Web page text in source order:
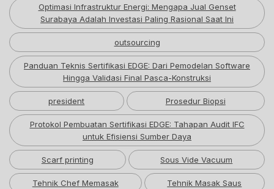
Optimasi Infrastruktur Energi: Mengapa Jual Genset
Surabaya Adalah Investasi Paling Rasional Saat Ini
outsourcing
Panduan Teknis Sertifikasi EDGE: Dari Pemodelan Software
Hingga Validasi Final Pasca-Konstruksi
president Prosedur Biopsi
Protokol Pembuatan Sertifikasi EDGE: Tahapan Audit IFC
untuk Efisiensi Sumber Daya
Scarf printing Sous Vide Vacuum
Tehnik Chef Memasak Tehnik Masak Saus